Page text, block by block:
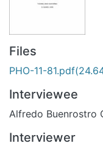
Files
PHO-11-81.pdf
Interviewee
Alfredo Buenrostro
Interviewer